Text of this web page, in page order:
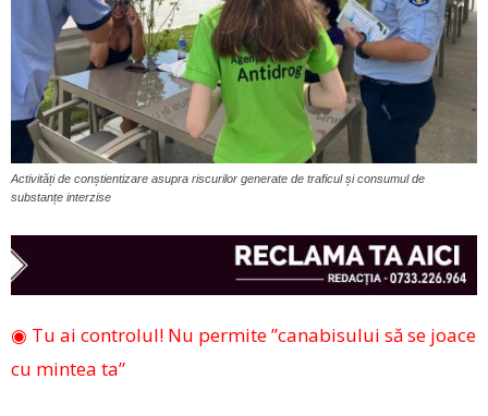
Activități de conștientizare asupra riscurilor generate de traficul și consumul de
substanțe interzise
◉ Tu ai controlul! Nu permite ”canabisului să se joace
cu mintea ta”